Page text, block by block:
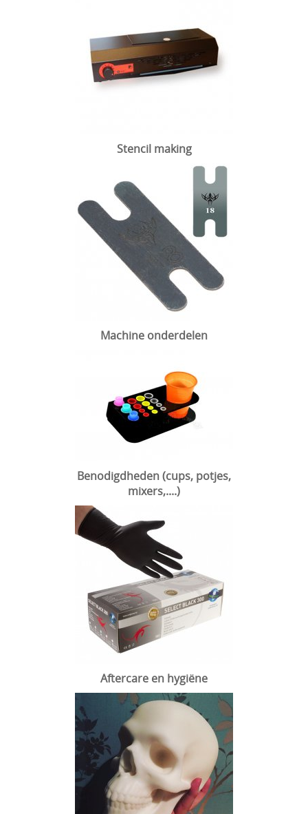
Stencil making
Machine onderdelen
Benodigdheden (cups, potjes,
mixers,....)
Aftercare en hygiëne